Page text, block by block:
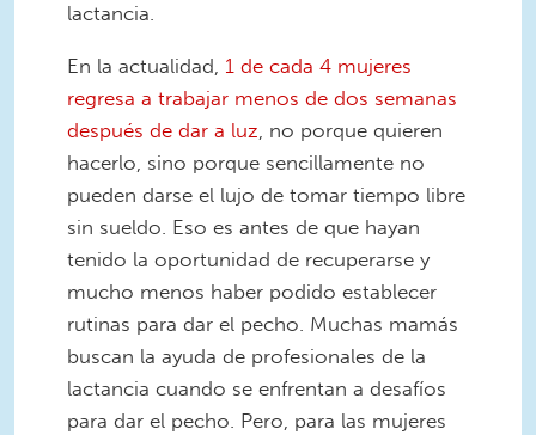
lactancia.
En la actualidad, 1 de cada 4 mujeres
regresa a trabajar menos de dos semanas
después de dar a luz, no porque quieren
hacerlo, sino porque sencillamente no
pueden darse el lujo de tomar tiempo libre
sin sueldo. Eso es antes de que hayan
tenido la oportunidad de recuperarse y
mucho menos haber podido establecer
rutinas para dar el pecho. Muchas mamás
buscan la ayuda de profesionales de la
lactancia cuando se enfrentan a desafíos
para dar el pecho. Pero, para las mujeres